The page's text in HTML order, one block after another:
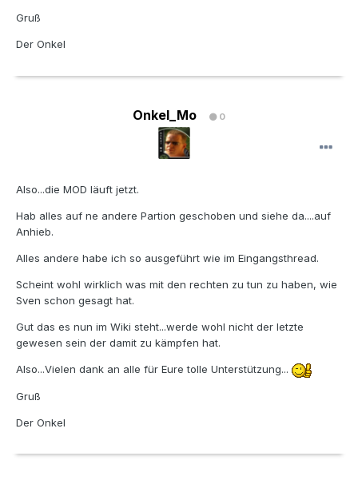
Gruß
Der Onkel
Onkel_Mo 0
Also...die MOD läuft jetzt.
Hab alles auf ne andere Partion geschoben und siehe da....auf
Anhieb.
Alles andere habe ich so ausgeführt wie im Eingangsthread.
Scheint wohl wirklich was mit den rechten zu tun zu haben, wie
Sven schon gesagt hat.
Gut das es nun im Wiki steht...werde wohl nicht der letzte
gewesen sein der damit zu kämpfen hat.
Also...Vielen dank an alle für Eure tolle Unterstützung...
Gruß
Der Onkel